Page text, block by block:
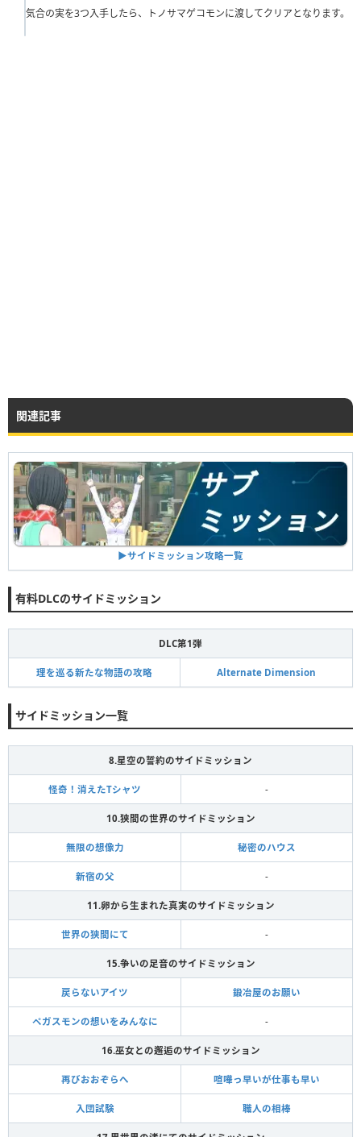
気合の実を3つ入手したら、トノサマゲコモンに渡してクリアとなります。
関連記事
▶︎サイドミッション攻略一覧
有料DLCのサイドミッション
DLC第1弾
理を巡る新たな物語の攻略 Alternate Dimension
サイドミッション一覧
8.星空の誓約のサイドミッション
怪奇！消えたTシャツ -
10.狭間の世界のサイドミッション
無限の想像力 秘密のハウス
新宿の父 -
11.卵から生まれた真実のサイドミッション
世界の狭間にて -
15.争いの足音のサイドミッション
戻らないアイツ 鍛冶屋のお願い
ペガスモンの想いをみんなに -
16.巫女との邂逅のサイドミッション
再びおおぞらへ 喧嘩っ早いが仕事も早い
入団試験 職人の相棒